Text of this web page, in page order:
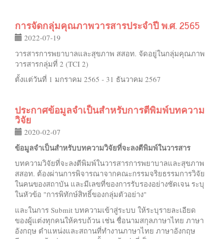
การจัดกลุ่มคุณภาพวารสารประจำปี พ.ศ. 2565
2022-07-19
วารสารการพยาบาลและสุขภาพ สสอท. จัดอยู่ในกลุ่มคุณภาพ
วารสารกลุ่มที่ 2 (TCI 2)
ตั้งแต่วันที่ 1 มกราคม 2565 - 31 ธันวาคม 2567
ประกาศข้อมูลจำเป็นสำหรับการตีพิมพ์บทความ
วิจัย
2020-02-07
ข้อมูลจำเป็นสำหรับบทความวิจัยที่จะลงตีพิมพ์ในวารสาร
บทความวิจัยที่จะลงตีพิมพ์ในวารสารการพยาบาลและสุขภาพ
สสอท. ต้องผ่านการพิจารณาจากคณะกรรมจริยธรรมการวิจัย
ในคนของสถาบัน และมีเลขที่ของการรับรองอย่างชัดเจน ระบุ
ในหัวข้อ "การพิทักษ์สิทธิ์ของกลุ่มตัวอย่าง"
และในการ Submit บทความเข้าสู่ระบบ ให้ระบุรายละเอียด
ของผู้แต่งทุกคนให้ครบถ้วน เช่น ชื่อนามสกุลภาษาไทย ภาษา
อังกฤษ ตำแหน่งและสถานที่ทำงานภาษาไทย ภาษาอังกฤษ